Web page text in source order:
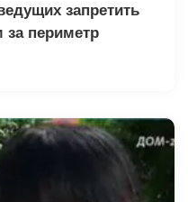
запретить
периметр